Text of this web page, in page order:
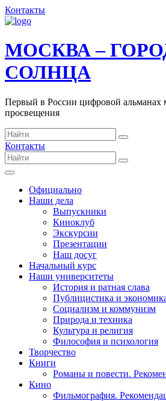
Контакты
МОСКВА –
СОЛНЦА
Первый в России цифровой альманах
просвещения
Контакты
Официально
Наши дела
Выпускники
Киноклуб
Экскурсии
Презентации
Наш досуг
Начальный курс
Наши университеты
История и ратная слава
Публицистика и
Социализм и коммунизм
Природа и техника
Культура и религия
Философия и психология
Творчество
Книги
Романы и повести.
Кино
Фильмография.